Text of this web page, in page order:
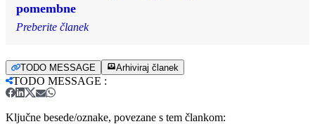
pomembne
Preberite članek
TODO MESSAGE Arhiviraj članek
TODO MESSAGE :
Ključne besede/oznake, povezane s tem člankom: